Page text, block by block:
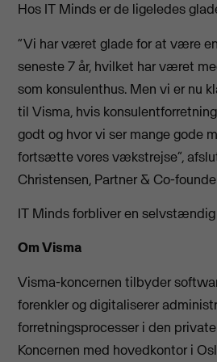
Hos IT Minds er de ligeledes
“Vi har været glade for at være
seneste 7 år, hvilket har været
som konsulenthus. Men vi er nu
til Visma, hvis
godt og hvor vi ser mange gode
fortsætte vores vækstrejse”,
Christensen, Partner & Co-
IT Minds forbliver en
Om Visma
Visma-koncernen tilbyder
forenkler og digitaliserer
forretningsprocesser i den
Koncernen med hovedkontor i